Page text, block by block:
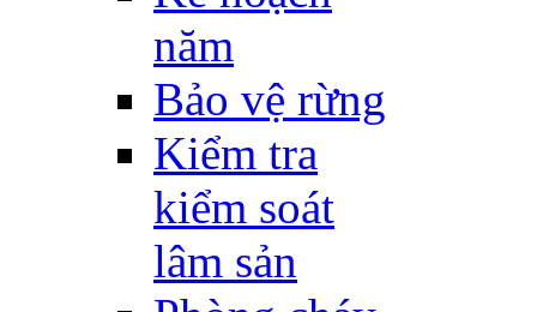
năm
Bảo vệ rừng
Kiểm tra
kiểm soát
lâm sản